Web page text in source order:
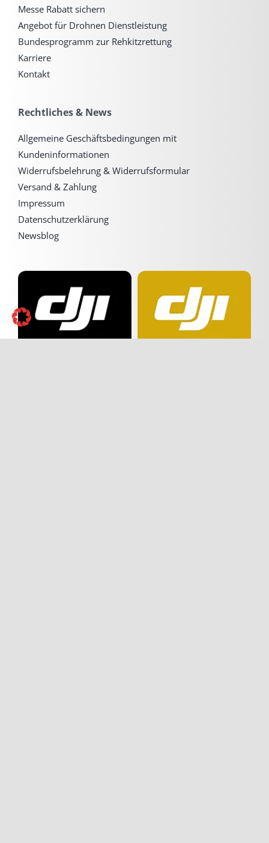
Messe Rabatt sichern
Angebot für Drohnen Dienstleistung
Bundesprogramm zur Rehkitzrettung
Karriere
Kontakt
Rechtliches & News
Allgemeine Geschäftsbedingungen mit
Kundeninformationen
Widerrufsbelehrung & Widerrufsformular
Versand & Zahlung
Impressum
Datenschutzerklärung
Newsblog